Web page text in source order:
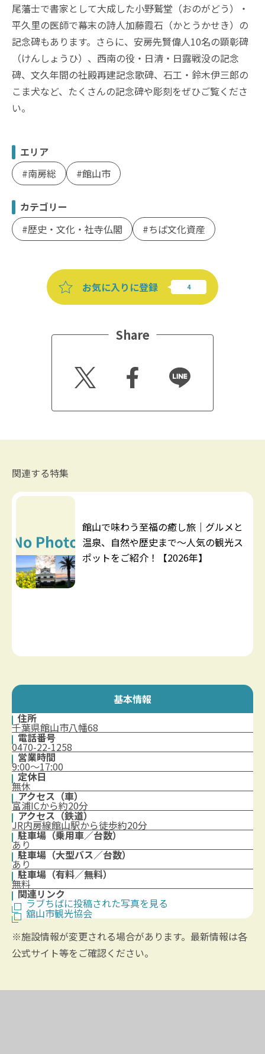
尾藩士で書家として大成した小野鷲堂（おのがどう）・
平久里の医師で幕末の詩人加藤霞石（かとうかせき）の
記念碑もあります。さらに、安房先賢偉人10名の顕彰碑
（けんしょうひ）、西南の役・日清・日露戦没の記念
碑、文久年間の社殿再建記念歌碑、石工・鈴木伊三郎の
こま犬など、たくさんの記念碑や彫刻をぜひご覧くださ
い。
エリア
南房総
館山市
カテゴリー
歴史・文化・社寺仏閣
ちば文化資産
お気に入りに登録
Share
Twitt
er
Faceb
ook
Line
関連する特集
館山で味わう至福の癒し旅｜グルメと
温泉、自然や歴史まで～人気の観光ス
ポットをご紹介！【2026年】
基本情報
住所
千葉県館山市八幡68
電話番号
0470-22-1258
営業時間
9:00～17:00
定休日
無休
アクセス（車）
富浦ICから約20分
アクセス（鉄道）
JR内房線館山駅から徒歩約20分
駐車場（乗用車／台数）
あり
駐車場（大型バス／台数）
あり
駐車場（有料／無料）
無料
関連リンク
ラブちばに投稿された写真を見る
舘山市観光協会
※施設情報が変更される場合があります。最新情報は各
公式サイト等をご確認ください。